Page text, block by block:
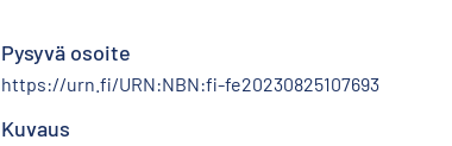
Pysyvä osoite
https://urn.fi/URN:NBN:fi-fe20230825107693
Kuvaus